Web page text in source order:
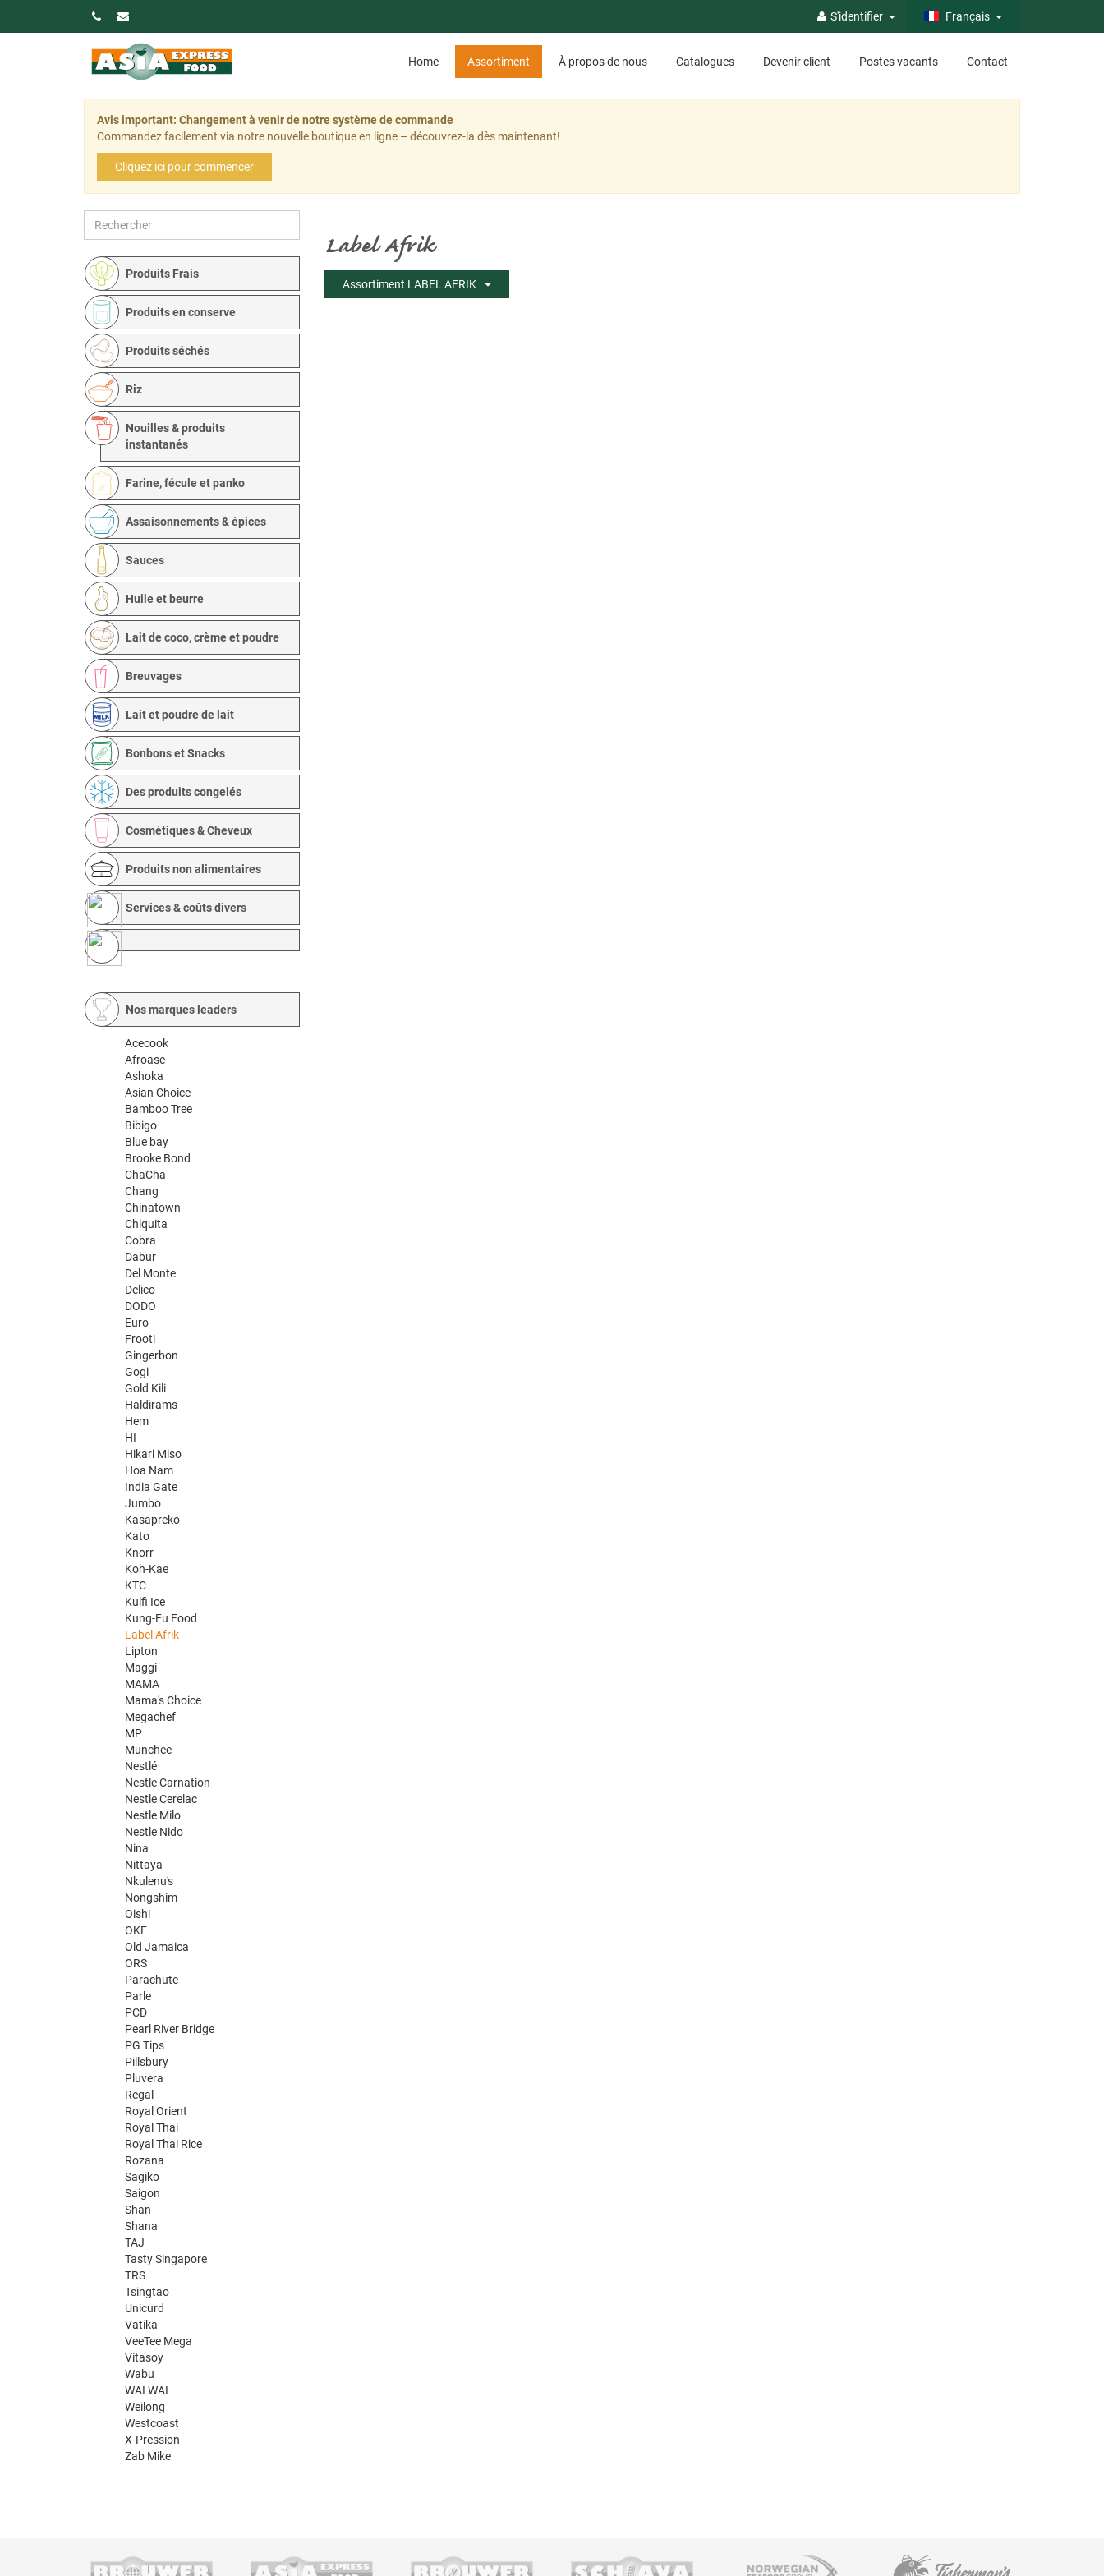
S'identifier Français
Home Assortiment À propos de nous Catalogues Devenir client Postes vacants Contact
Avis important: Changement à venir de notre système de commande
Commandez facilement via notre nouvelle boutique en ligne – découvrez-la dès maintenant!
Cliquez ici pour commencer
Produits Frais
Produits en conserve
Produits séchés
Riz
Nouilles & produits
instantanés
Farine, fécule et panko
Assaisonnements & épices
Sauces
Huile et beurre
Lait de coco, crème et poudre
Breuvages
Lait et poudre de lait
Bonbons et Snacks
Des produits congelés
Cosmétiques & Cheveux
Produits non alimentaires
Services & coûts divers
Nos marques leaders
Acecook
Afroase
Ashoka
Asian Choice
Bamboo Tree
Bibigo
Blue bay
Brooke Bond
ChaCha
Chang
Chinatown
Chiquita
Cobra
Dabur
Del Monte
Delico
DODO
Euro
Frooti
Gingerbon
Gogi
Gold Kili
Haldirams
Hem
HI
Hikari Miso
Hoa Nam
India Gate
Jumbo
Kasapreko
Kato
Knorr
Koh-Kae
KTC
Kulfi Ice
Kung-Fu Food
Label Afrik
Lipton
Maggi
MAMA
Mama's Choice
Megachef
MP
Munchee
Nestlé
Nestle Carnation
Nestle Cerelac
Nestle Milo
Nestle Nido
Nina
Nittaya
Nkulenu's
Nongshim
Oishi
OKF
Old Jamaica
ORS
Parachute
Parle
PCD
Pearl River Bridge
PG Tips
Pillsbury
Pluvera
Regal
Royal Orient
Royal Thai
Royal Thai Rice
Rozana
Sagiko
Saigon
Shan
Shana
TAJ
Tasty Singapore
TRS
Tsingtao
Unicurd
Vatika
VeeTee Mega
Vitasoy
Wabu
WAI WAI
Weilong
Westcoast
X-Pression
Zab Mike
Label Afrik
Assortiment LABEL AFRIK